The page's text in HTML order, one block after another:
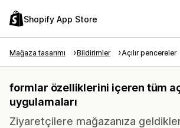
Shopify App Store
Mağaza tasarımı Bildirimler Açılır pencereler
formlar özelliklerini içeren tüm
uygulamaları
Ziyaretçilere mağazanıza